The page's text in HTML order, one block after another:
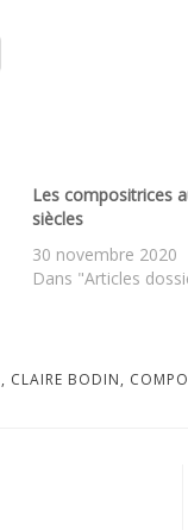
Les compositrices
siècles
30 novembre 2020
Dans "Articles
, CLAIRE BODIN,